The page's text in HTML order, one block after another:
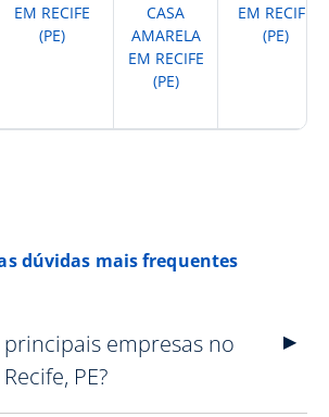
EM RECIFE
(PE)
CASA
AMARELA
EM RECIFE
(PE)
EM RECIFE
(PE)
dúvidas mais frequentes
principais empresas no
PE?